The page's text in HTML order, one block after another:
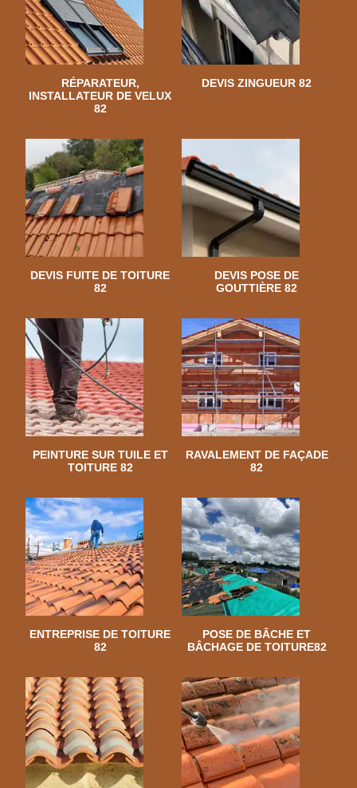
RÉPARATEUR,
INSTALLATEUR DE VELUX
82
DEVIS ZINGUEUR 82
DEVIS FUITE DE TOITURE
82
DEVIS POSE DE
GOUTTIÈRE 82
PEINTURE SUR TUILE ET
TOITURE 82
RAVALEMENT DE FAÇADE
82
ENTREPRISE DE TOITURE
82
POSE DE BÂCHE ET
BÂCHAGE DE TOITURE82